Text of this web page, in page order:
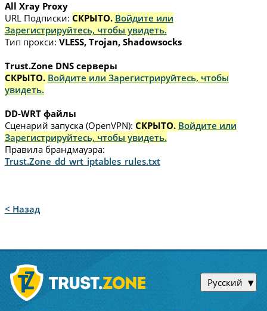
All Xray Proxy
URL Подписки: СКРЫТО. Войдите или
Зарегистрируйтесь, чтобы увидеть.
Тип прокси: VLESS, Trojan, Shadowsocks
Trust.Zone DNS серверы
СКРЫТО. Войдите или Зарегистрируйтесь, чтобы
увидеть.
DD-WRT файлы
Сценарий запуска (OpenVPN): СКРЫТО. Войдите или
Зарегистрируйтесь, чтобы увидеть.
Правила брандмауэра:
Trust.Zone_dd_wrt_iptables_rules.txt
< Назад
Русский